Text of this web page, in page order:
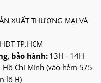
XUẤT THƯƠNG MẠI VÀ
TP.HCM
bảo hành:13H - 14H
Hồ Chí Minh (vào hẻm 575
lô H)